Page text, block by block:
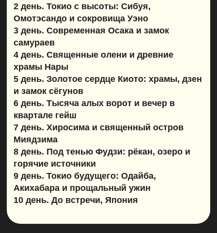
Konnichiwa, Токио: дворцы,
сады и первые вкусы Японии
Начинаем знакомство со столицей у Императорского
дворца и в зелёном парке Хибия. Прогуляемся
по элегантной Гиндзе, попробуем свежие деликатесы
умиротворяющих пейзажей сада Хамарикю. Вечером
нас ждёт приветственный ужин и знакомство с группой.
2 ДЕНЬ